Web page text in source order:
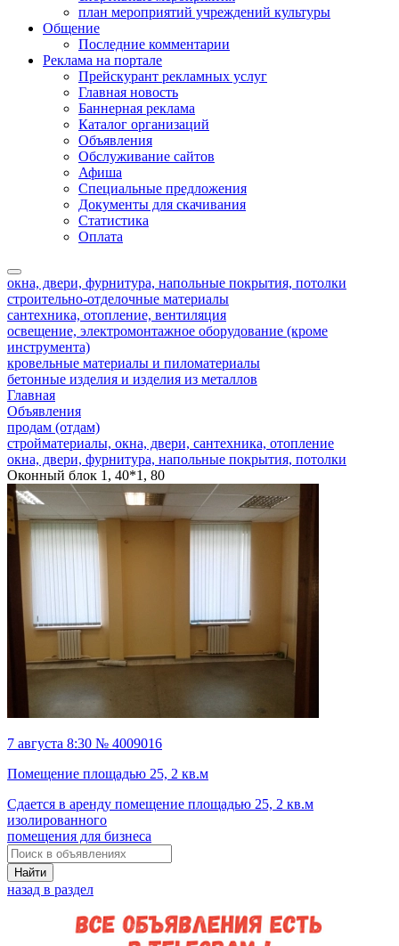
план мероприятий учреждений культуры
Общение
Последние комментарии
Реклама на портале
Прейскурант рекламных услуг
Главная новость
Баннерная реклама
Каталог организаций
Объявления
Обслуживание сайтов
Афиша
Специальные предложения
Документы для скачивания
Статистика
Оплата
окна, двери, фурнитура, напольные покрытия, потолки
строительно-отделочные материалы
сантехника, отопление, вентиляция
освещение, электромонтажное оборудование (кроме
инструмента)
кровельные материалы и пиломатериалы
бетонные изделия и изделия из металлов
Главная
Объявления
продам (отдам)
стройматериалы, окна, двери, сантехника, отопление
окна, двери, фурнитура, напольные покрытия, потолки
Оконный блок 1, 40*1, 80
7 августа 8:30 № 4009016
Помещение площадью 25, 2 кв.м
Сдается в аренду помещение площадью 25, 2 кв.м
изолированного
помещения для бизнеса
Найти
назад в раздел